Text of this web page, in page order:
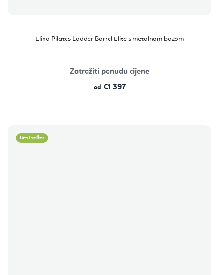
Elina Pilates Ladder Barrel Elite s metalnom bazom
Zatražiti ponudu cijene
od €1 397
Bestseller